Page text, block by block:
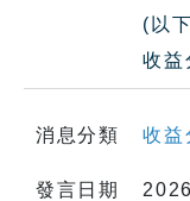
(以
收益
消息分類 收益
發言日期